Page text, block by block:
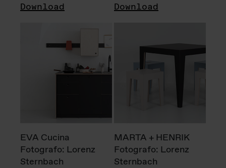
Download Download
EVA Cucina
Fotografo: Lorenz
Sternbach
MARTA + HENRIK
Fotografo: Lorenz
Sternbach